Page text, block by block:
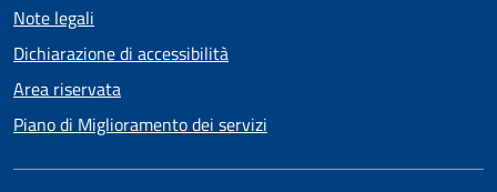
Note legali
Dichiarazione di accessibilità
Area riservata
Piano di Miglioramento dei servizi